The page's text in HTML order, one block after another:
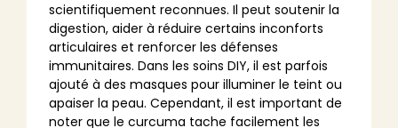
scientifiquement reconnues. Il peut soutenir la
digestion, aider à réduire certains inconforts
articulaires et renforcer les défenses
immunitaires. Dans les soins DIY, il est parfois
ajouté à des masques pour illuminer le teint ou
apaiser la peau. Cependant, il est important de
noter que le curcuma tache facilement les